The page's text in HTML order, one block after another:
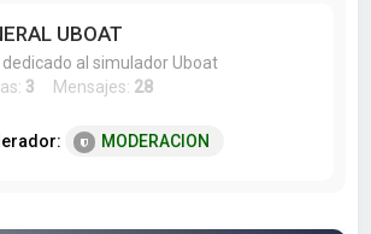
UBOAT
dedicado al simulador Uboat
3 Mensajes: 28
MODERACION